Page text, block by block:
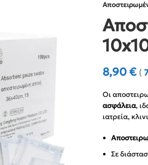
8,90€ (
Οι
ασφάλεια,
ιατρεία,
Σε